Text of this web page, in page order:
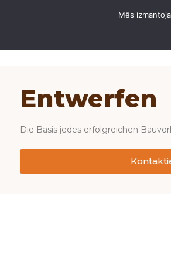
Entwerfen
Die Basis jedes erfolgreichen
Mēs